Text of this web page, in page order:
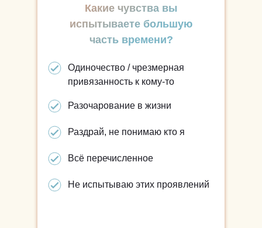
Какие чувства вы
испытываете большую
часть времени?
Разочарование в жизни
Раздрай, не понимаю кто я
Не испытываю этих проявлений
Всё перечисленное
Одиночество / чрезмерная
привязанность к кому-то